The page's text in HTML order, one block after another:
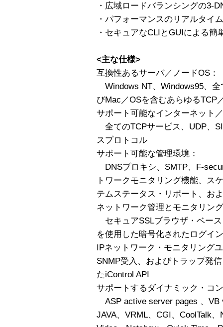
・広域ロードバランシングの3-
・パフォーマンスのリアルタイ
・セキュアなCLIとGUIによる簡
<主な仕様>
互換性あるサーバ／ノードOS：
Windows NT、Windows95、
びMac／OSを含むあらゆるTCP
サポート可能なインターネット
全てのTCPサービス、UDP、
スプロトコル
サポート可能な管理環境：
DNSプロキシ、SMTP、F-
トワークモニタリング機能、ス
テムステータス・リポート、お
ネットワーク管理とモニタリン
セキュアSSLブラウザ・ベー
を使用した暗号化されたログイ
IPネットワーク・モニタリング
SNMP受入、およびトラップ発
たiControl API
サポートするダイナミック・コ
ASP active server pages 、
JAVA、VRML、CGI、CoolTalk